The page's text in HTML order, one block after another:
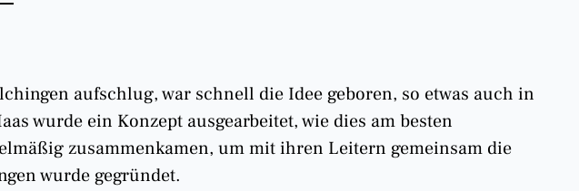
aufschlug, war schnell die Idee geboren, so etwas auch in
wurde ein Konzept ausgearbeitet, wie dies am besten
zusammenkamen, um mit ihren Leitern gemeinsam die
wurde gegründet.